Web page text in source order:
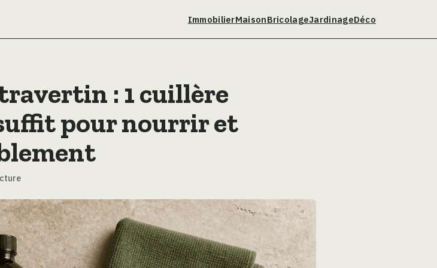
ImmobilierMaisonBricolageJardinageDéco
: 1 cuillère
pour nourrir et